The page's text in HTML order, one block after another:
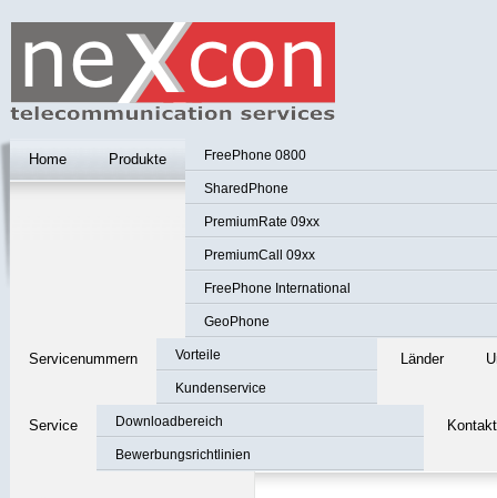
Home Produkte FreePhone 0800
SharedPhone
PremiumRate 09xx
PremiumCall 09xx
FreePhone International
GeoPhone
Servicenummern Vorteile
Kundenservice
Länder
Service Downloadbereich
Bewerbungsrichtlinien
Kontakt